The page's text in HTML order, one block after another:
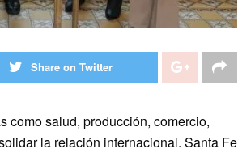
Share on Twitter
como salud, producción, comercio,
la relación internacional. Santa Fe